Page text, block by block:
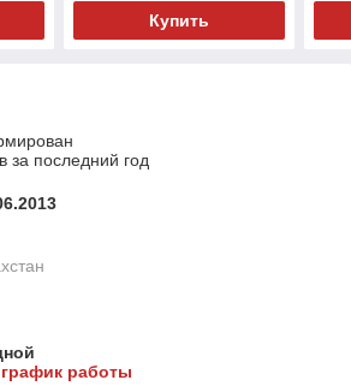
Купить
за последний год
работы